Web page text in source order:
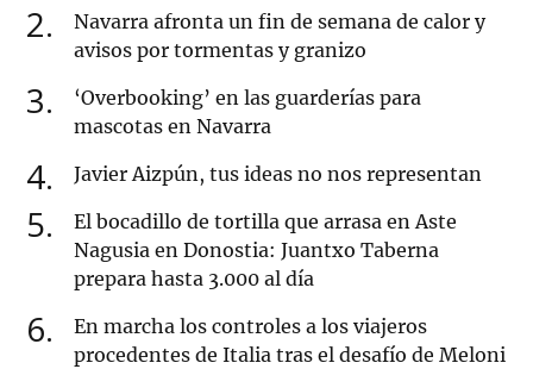
2
Navarra afronta un fin de semana de calor y
avisos por tormentas y granizo
3
‘Overbooking’ en las guarderías para
mascotas en Navarra
4 Javier Aizpún, tus ideas no nos representan
5
El bocadillo de tortilla que arrasa en Aste
Nagusia en Donostia: Juantxo Taberna
prepara hasta 3.000 al día
6
En marcha los controles a los viajeros
procedentes de Italia tras el desafío de Meloni